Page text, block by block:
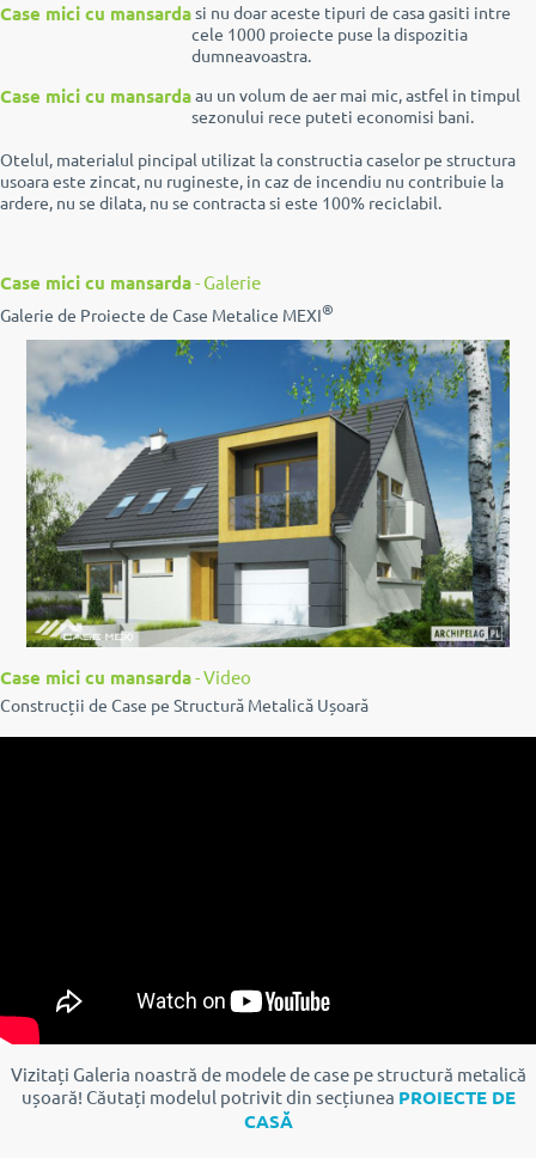
Case mici cu mansardasi nu doar aceste tipuri de casa gasiti intre
cele 1000 proiecte puse la dispozitia
dumneavoastra.
Case mici cu mansardaau un volum de aer mai mic, astfel in timpul
sezonului rece puteti economisi bani.
Otelul, materialul pincipal utilizat la constructia caselor pe structura
usoara este zincat, nu rugineste, in caz de incendiu nu contribuie la
ardere, nu se dilata, nu se contracta si este 100% reciclabil.
Case mici cu mansarda- Galerie
Galerie de Proiecte de Case Metalice MEXI®
Case mici cu mansarda- Video
Construcții de Case pe Structură Metalică Ușoară
Vizitați Galeria noastră de modele de case pe structură metalică
ușoară! Căutați modelul potrivit din secțiunea PROIECTE DE
CASĂ